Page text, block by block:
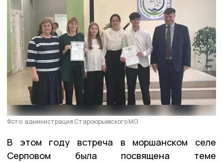
Фото: администрация Староюрьевского МО
В этом году встреча в моршанском селе
Серповом была посвящена теме